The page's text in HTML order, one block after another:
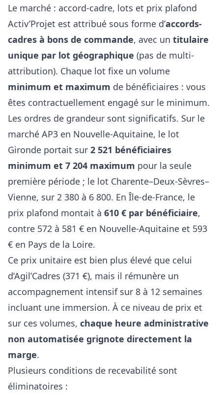
Le marché : accord-cadre, lots et prix plafond
Activ’Projet est attribué sous forme d’accords-
cadres à bons de commande, avec un titulaire
unique par lot géographique (pas de multi-
attribution). Chaque lot fixe un volume
minimum et maximum de bénéficiaires : vous
êtes contractuellement engagé sur le minimum.
Les ordres de grandeur sont significatifs. Sur le
marché AP3 en Nouvelle-Aquitaine, le lot
Gironde portait sur 2 521 bénéficiaires
minimum et 7 204 maximum pour la seule
première période ; le lot Charente–Deux-Sèvres–
Vienne, sur 2 380 à 6 800. En Île-de-France, le
prix plafond montait à 610 € par bénéficiaire,
contre 572 à 581 € en Nouvelle-Aquitaine et 593
€ en Pays de la Loire.
Ce prix unitaire est bien plus élevé que celui
d’Agil’Cadres (371 €), mais il rémunère un
accompagnement intensif sur 8 à 12 semaines
incluant une immersion. À ce niveau de prix et
sur ces volumes, chaque heure administrative
non automatisée grignote directement la
marge.
Plusieurs conditions de recevabilité sont
éliminatoires :